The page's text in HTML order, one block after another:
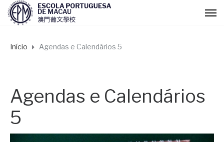
Início Agendas e Calendários 5
Agendas e Calendários
5